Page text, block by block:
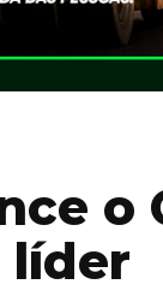
o
líder